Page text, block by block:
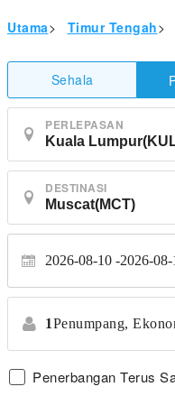
Utama> Timur Tengah>
Sehala
PERLEPASAN
DESTINASI
2026-08-10 2026-08-
1Penumpang,
Penerbangan Terus